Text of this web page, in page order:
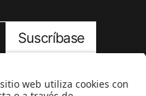
Suscríbase